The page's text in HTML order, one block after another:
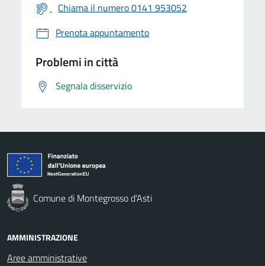
Chiama il numero 0141 953052
Prenota appuntamento
Problemi in città
Segnala disservizio
Comune di Montegrosso d'Asti
AMMINISTRAZIONE
Aree amministrative